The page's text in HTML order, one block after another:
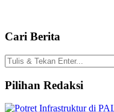
Cari Berita
Pilihan Redaksi